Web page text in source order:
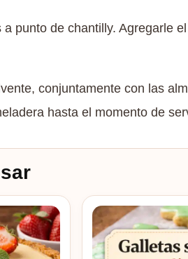
punto de chantilly. Agregarle
conjuntamente con las
hasta el momento de